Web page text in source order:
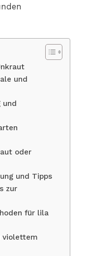
und
und
oder
und Tipps
zur
für lila
violettem